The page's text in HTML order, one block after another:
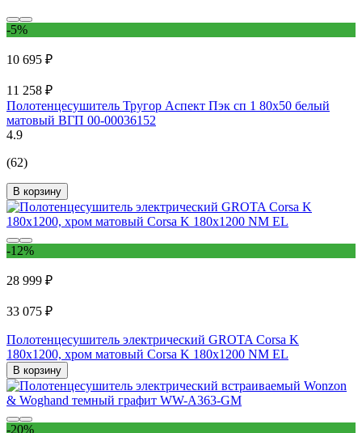
-5%
10 695 ₽
11 258 ₽
Полотенцесушитель Тругор Аспект Пэк сп 1 80x50 белый
матовый ВГП 00-00036152
4.9
(62)
В корзину
-12%
28 999 ₽
33 075 ₽
Полотенцесушитель электрический GROTA Corsa K
180x1200, хром матовый Corsa K 180х1200 NM EL
В корзину
-20%